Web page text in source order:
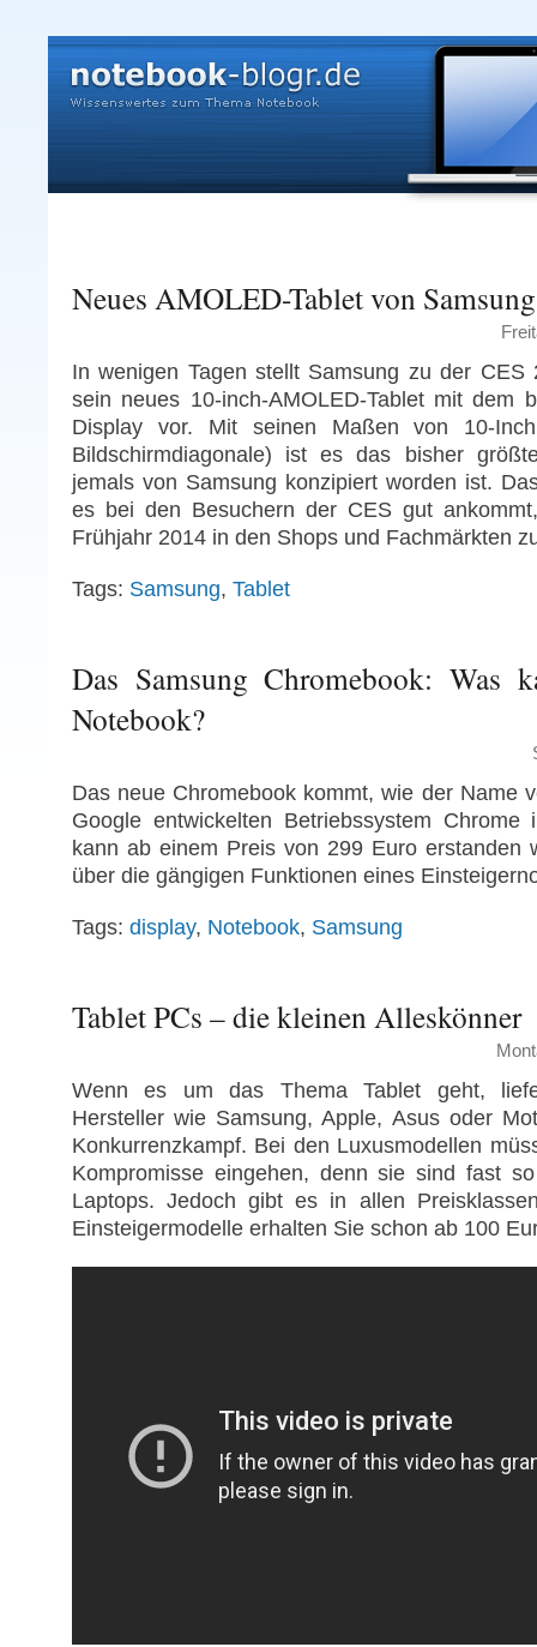
Neues AMOLED-Tablet von Samsung
In wenigen Tagen stellt Samsung zu der CES
sein neues 10-inch-AMOLED-Tablet mit dem
Display vor. Mit seinen Maßen von 10-
Bildschirmdiagonale) ist es das bisher
jemals von Samsung konzipiert worden ist.
es bei den Besuchern der CES gut
Frühjahr 2014 in den Shops und Fachmärkten
Tags: Samsung, Tablet
Das Samsung Chromebook: Was
Notebook?
Das neue Chromebook kommt, wie der Name
Google entwickelten Betriebssystem
kann ab einem Preis von 299 Euro erstanden
über die gängigen Funktionen eines
Tags: display, Notebook, Samsung
Tablet PCs – die kleinen Alleskönner
Wenn es um das Thema Tablet geht,
Hersteller wie Samsung, Apple, Asus oder
Konkurrenzkampf. Bei den Luxusmodellen
Kompromisse eingehen, denn sie sind fast
Laptops. Jedoch gibt es in allen
Einsteigermodelle erhalten Sie schon ab 100